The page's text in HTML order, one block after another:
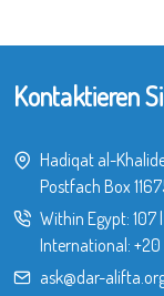
Kontaktieren
Hadiqat al-
Postfach Box
Within Egypt: 107|
International:
ask@dar-